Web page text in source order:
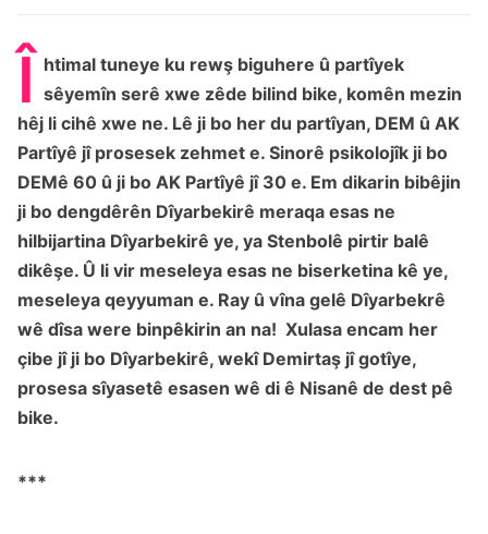
Î htimal tuneye ku rewş biguhere û partîyek
sêyemîn serê xwe zêde bilind bike, komên mezin
hêj li cihê xwe ne. Lê ji bo her du partîyan, DEM û AK
Partîyê jî prosesek zehmet e. Sinorê psikolojîk ji bo
DEMê 60 û ji bo AK Partîyê jî 30 e. Em dikarin bibêjin
ji bo dengdêrên Dîyarbekirê meraqa esas ne
hilbijartina Dîyarbekirê ye, ya Stenbolê pirtir balê
dikêşe. Û li vir meseleya esas ne biserketina kê ye,
meseleya qeyyuman e. Ray û vîna gelê Dîyarbekrê
wê dîsa were binpêkirin an na! Xulasa encam her
çibe jî ji bo Dîyarbekirê, wekî Demirtaş jî gotîye,
prosesa sîyasetê esasen wê di ê Nisanê de dest pê
bike.
***